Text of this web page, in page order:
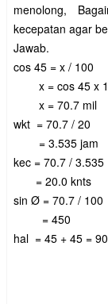
menolong,
kecepatan agar
Jawab.
cos 45 = x / 100
x = cos 45 x
x = 70.7 mil
wkt = 70.7 / 20
= 3.535 jam
kec = 70.7 / 3.535
= 20.0 knts
sin Ø = 70.7 / 100
= 450
hal = 45 + 45 =